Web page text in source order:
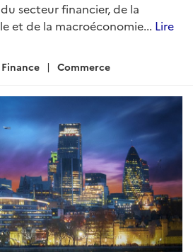
secteur financier, de la
et de la macroéconomie... Lire
Finance Commerce